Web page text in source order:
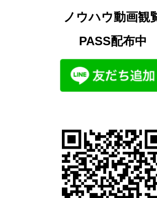
ノウハウ動画観
PASS配布中